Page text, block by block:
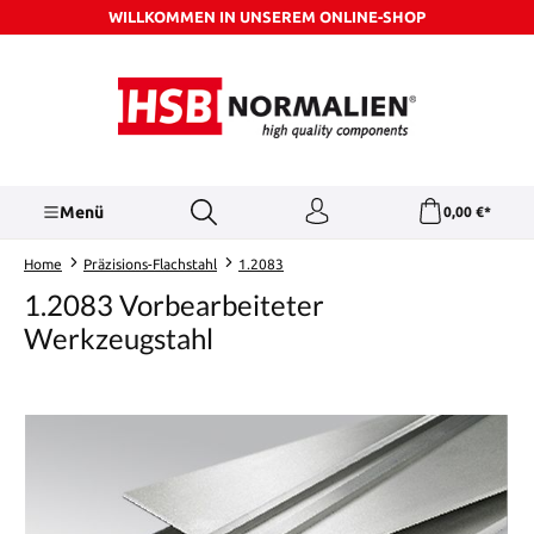
Zum Hauptinhalt springenWILLKOMMEN IN UNSEREM ONLINE-SHOP
Menü 0,00 €*
Home Präzisions-Flachstahl 1.2083
1.2083 Vorbearbeiteter
Werkzeugstahl